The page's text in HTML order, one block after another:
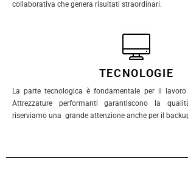
collaborativa che genera risultati straordinari.
TECNOLOGIE
La parte tecnologica è fondamentale per il
Attrezzature performanti garantiscono la
riserviamo una grande attenzione anche per il